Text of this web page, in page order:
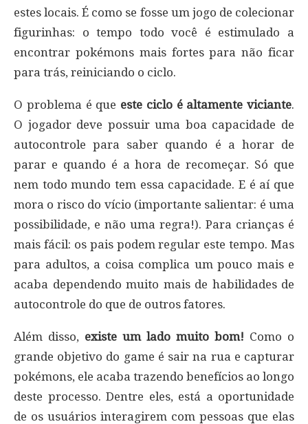
estes locais. É como se fosse um jogo de colecionar
figurinhas: o tempo todo você é estimulado a
encontrar pokémons mais fortes para não ficar
para trás, reiniciando o ciclo.
O problema é que este ciclo é altamente viciante.
O jogador deve possuir uma boa capacidade de
autocontrole para saber quando é a horar de
parar e quando é a hora de recomeçar. Só que
nem todo mundo tem essa capacidade. E é aí que
mora o risco do vício (importante salientar: é uma
possibilidade, e não uma regra!). Para crianças é
mais fácil: os pais podem regular este tempo. Mas
para adultos, a coisa complica um pouco mais e
acaba dependendo muito mais de habilidades de
autocontrole do que de outros fatores.
Além disso, existe um lado muito bom! Como o
grande objetivo do game é sair na rua e capturar
pokémons, ele acaba trazendo benefícios ao longo
deste processo. Dentre eles, está a oportunidade
de os usuários interagirem com pessoas que elas